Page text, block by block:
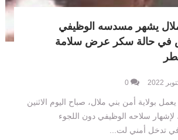
يشهر مسدسه الوظيفي
في حالة سكر عرض سلامة
0
بولاية أمن بني ملال، صباح اليوم الاثنين
لإشهار سلاحه الوظيفي دون اللجوء
في تدخل أمني لت...